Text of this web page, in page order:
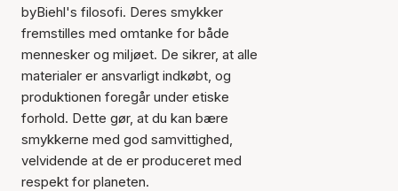
byBiehl's filosofi. Deres smykker
fremstilles med omtanke for både
mennesker og miljøet. De sikrer, at alle
materialer er ansvarligt indkøbt, og
produktionen foregår under etiske
forhold. Dette gør, at du kan bære
smykkerne med god samvittighed,
velvidende at de er produceret med
respekt for planeten.